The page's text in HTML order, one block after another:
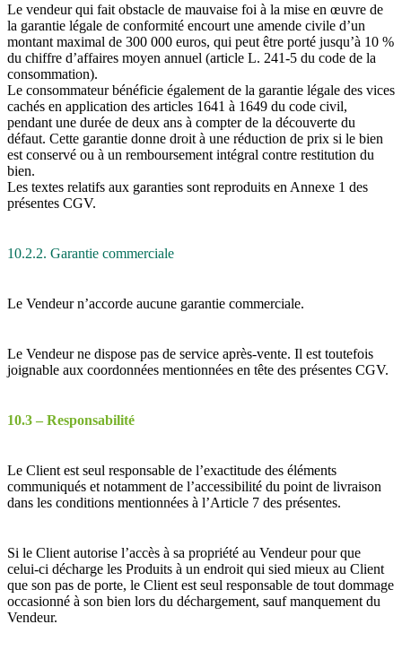
Le vendeur qui fait obstacle de mauvaise foi à la mise en œuvre de
la garantie légale de conformité encourt une amende civile d’un
montant maximal de 300 000 euros, qui peut être porté jusqu’à 10 %
du chiffre d’affaires moyen annuel (article L. 241-5 du code de la
consommation).
Le consommateur bénéficie également de la garantie légale des vices
cachés en application des articles 1641 à 1649 du code civil,
pendant une durée de deux ans à compter de la découverte du
défaut. Cette garantie donne droit à une réduction de prix si le bien
est conservé ou à un remboursement intégral contre restitution du
bien.
Les textes relatifs aux garanties sont reproduits en Annexe 1 des
présentes CGV.
10.2.2. Garantie commerciale
Le Vendeur n’accorde aucune garantie commerciale.
Le Vendeur ne dispose pas de service après-vente. Il est toutefois
joignable aux coordonnées mentionnées en tête des présentes CGV.
10.3 – Responsabilité
Le Client est seul responsable de l’exactitude des éléments
communiqués et notamment de l’accessibilité du point de livraison
dans les conditions mentionnées à l’Article 7 des présentes.
Si le Client autorise l’accès à sa propriété au Vendeur pour que
celui-ci décharge les Produits à un endroit qui sied mieux au Client
que son pas de porte, le Client est seul responsable de tout dommage
occasionné à son bien lors du déchargement, sauf manquement du
Vendeur.